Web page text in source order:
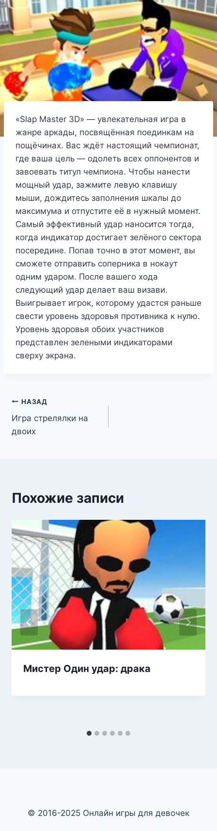
«Slap Master 3D» — увлекательная игра в
жанре аркады, посвящённая поединкам на
пощёчинах. Вас ждёт настоящий чемпионат,
где ваша цель — одолеть всех оппонентов и
завоевать титул чемпиона. Чтобы нанести
мощный удар, зажмите левую клавишу
мыши, дождитесь заполнения шкалы до
максимума и отпустите её в нужный момент.
Самый эффективный удар наносится тогда,
когда индикатор достигает зелёного сектора
посередине. Попав точно в этот момент, вы
сможете отправить соперника в нокаут
одним ударом. После вашего хода
следующий удар делает ваш визави.
Выигрывает игрок, которому удастся раньше
свести уровень здоровья противника к нулю.
Уровень здоровья обоих участников
представлен зелеными индикаторами
сверху экрана.
Навигация
по
НАЗАД
Игра стрелялки на
двоих
Похожие записи
Мистер Один удар: драка
© 2016-2025 Онлайн игры для девочек